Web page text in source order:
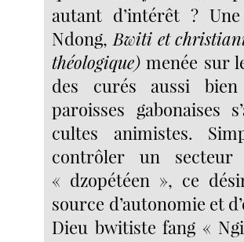
autant d’intérêt ?
Ndong, Bwiti et
théologique) menée sur
des curés aussi bien
paroisses gabonaises
cultes animistes.
contrôler un
« dzopétéen », ce
source d’autonomie et
Dieu bwitiste fang «